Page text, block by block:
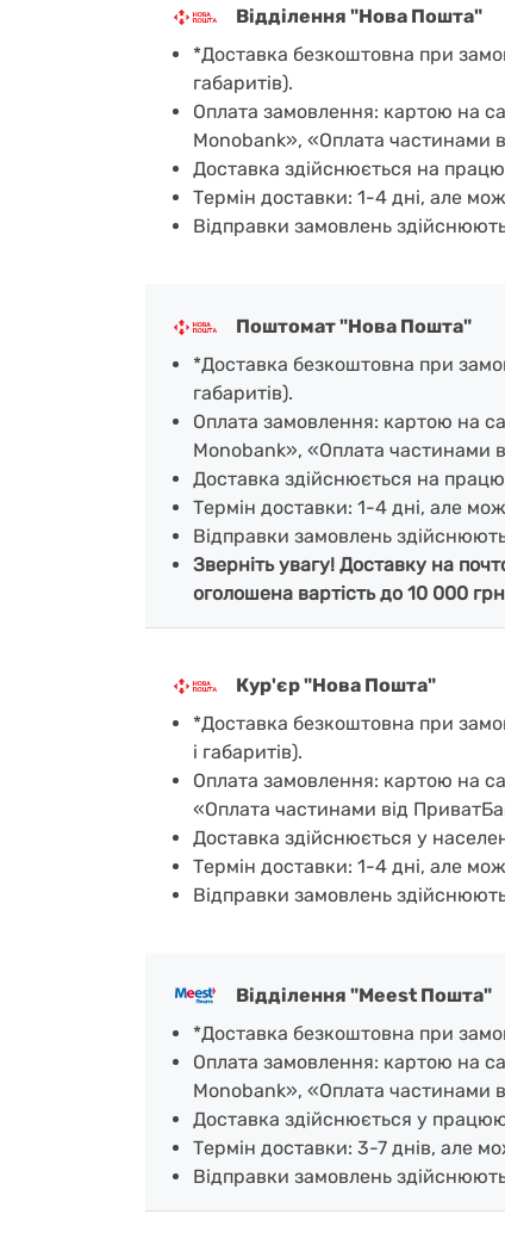
Відділення "Нова Пошта"
*Доставка безкоштовна при
габаритів).
Оплата замовлення: картою на
Monobank», «Оплата частинами
Доставка здійснюється на
Термін доставки: 1-4 дні, але
Відправки замовлень
Поштомат "Нова Пошта"
*Доставка безкоштовна при
габаритів).
Оплата замовлення: картою на
Monobank», «Оплата частинами
Доставка здійснюється на
Термін доставки: 1-4 дні, але
Відправки замовлень
Зверніть увагу! Доставку на
оголошена вартість до 10 000
Кур'єр "Нова Пошта"
*Доставка безкоштовна при
і габаритів).
Оплата замовлення: картою на
«Оплата частинами від
Доставка здійснюється у
Термін доставки: 1-4 дні, але
Відправки замовлень
Відділення "Meest Пошта"
*Доставка безкоштовна при
Оплата замовлення: картою на
Monobank», «Оплата частинами
Доставка здійснюється у
Термін доставки: 3-7 днів, але
Відправки замовлень